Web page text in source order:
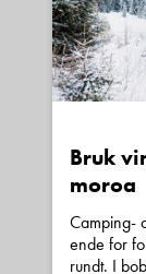
Bruk
moroa
Camping-
ende for
rundt. I